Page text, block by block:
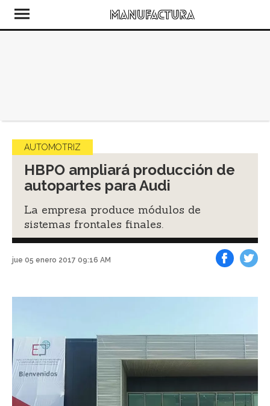
AUTOMOTRIZ
HBPO ampliará producción de
autopartes para Audi
La empresa produce módulos de
sistemas frontales finales.
jue 05 enero 2017 09:16 AM